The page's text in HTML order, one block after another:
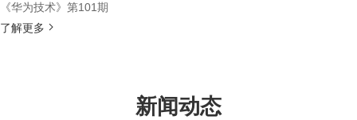
《华为技术》第101期
了解更多
新闻动态